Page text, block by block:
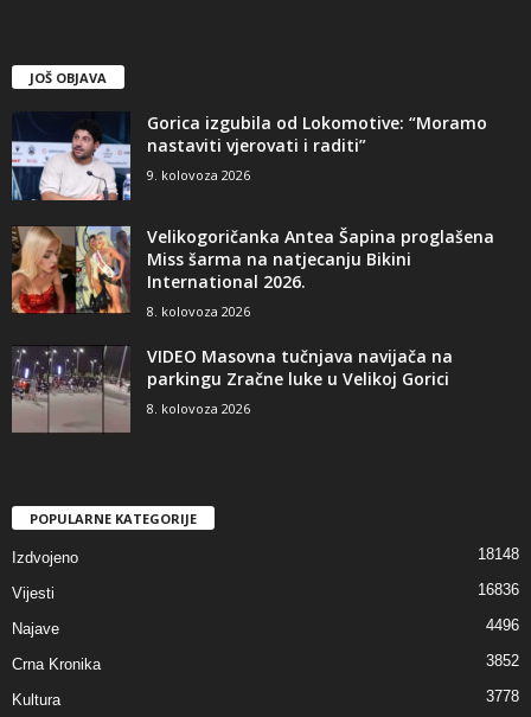
JOŠ OBJAVA
Gorica izgubila od Lokomotive: “Moramo
nastaviti vjerovati i raditi”
9. kolovoza 2026
Velikogoričanka Antea Šapina proglašena
Miss šarma na natjecanju Bikini
International 2026.
8. kolovoza 2026
VIDEO Masovna tučnjava navijača na
parkingu Zračne luke u Velikoj Gorici
8. kolovoza 2026
POPULARNE KATEGORIJE
Izdvojeno 18148
Vijesti 16836
Najave 4496
Crna Kronika 3852
Kultura 3778